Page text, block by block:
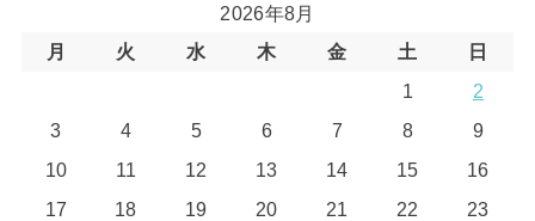
2026年8月
月
火 水 木 金 土
日
1
2
3
4 5 6 7 8
9
10
11 12 13 14 15
16
17
18 19 20 21 22 23